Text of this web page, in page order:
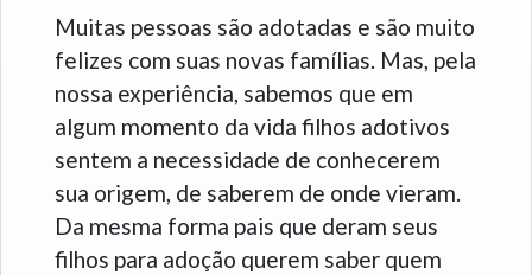
Muitas pessoas são adotadas e são muito
felizes com suas novas famílias. Mas, pela
nossa experiência, sabemos que em
algum momento da vida filhos adotivos
sentem a necessidade de conhecerem
sua origem, de saberem de onde vieram.
Da mesma forma pais que deram seus
filhos para adoção querem saber quem